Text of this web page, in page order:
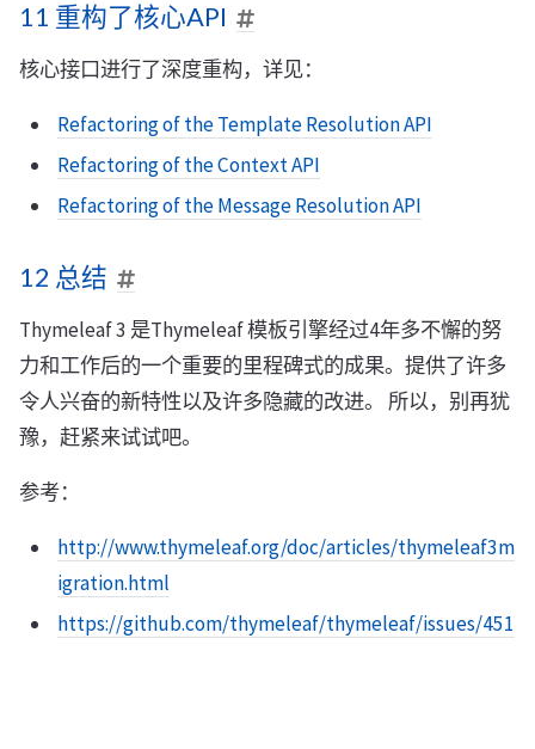
11 重构了核心API
核心接口进行了深度重构，详见：
Refactoring of the Template Resolution API
Refactoring of the Context API
Refactoring of the Message Resolution API
12 总结
Thymeleaf 3 是Thymeleaf 模板引擎经过4年多不懈的努
力和工作后的一个重要的里程碑式的成果。提供了许多
令人兴奋的新特性以及许多隐藏的改进。 所以，别再犹
豫，赶紧来试试吧。
参考：
http://www.thymeleaf.org/doc/articles/thymeleaf3m
igration.html
https://github.com/thymeleaf/thymeleaf/issues/451